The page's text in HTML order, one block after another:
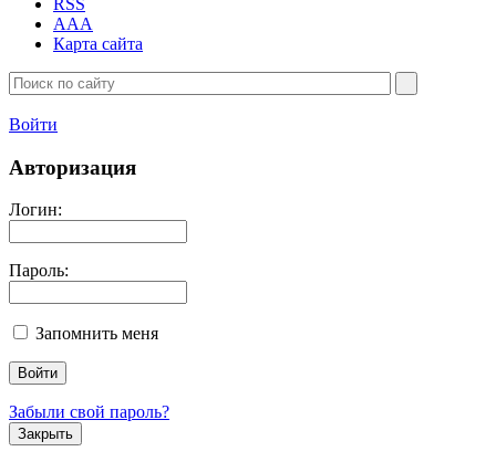
AAA
Карта сайта
Войти
Авторизация
Логин:
Пароль:
Запомнить меня
Забыли свой пароль?
Закрыть